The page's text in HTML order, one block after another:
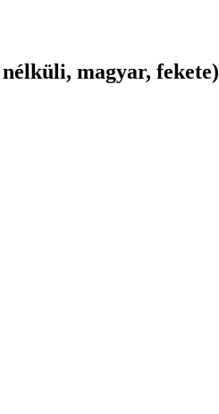
magyar, fekete)